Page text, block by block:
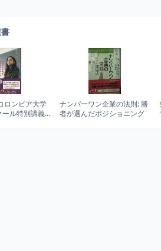
ロンビア大学
ール特別講義
ナンバーワン企業の法則: 勝
者が選んだポジショニング